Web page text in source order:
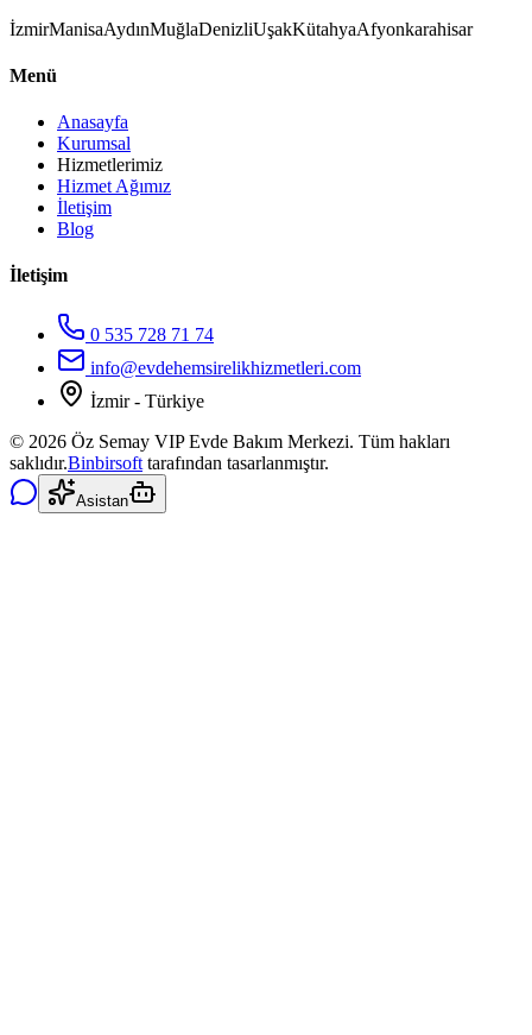
İzmirManisaAydınMuğlaDenizliUşakKütahyaAfyonkarahisar
Menü
Anasayfa
Kurumsal
Hizmetlerimiz
Hizmet Ağımız
İletişim
Blog
İletişim
0 535 728 71 74
info@evdehemsirelikhizmetleri.com
İzmir - Türkiye
© 2026 Öz Semay VIP Evde Bakım Merkezi. Tüm hakları
saklıdır.Binbirsoft tarafından tasarlanmıştır.
Asistan